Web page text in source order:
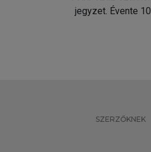
jegyzet. Évente
SZERZŐKNEK